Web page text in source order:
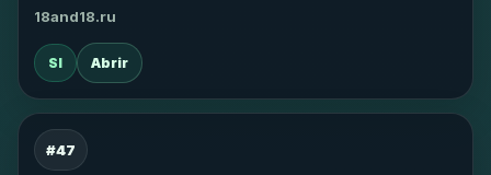
18and18.ru
SI Abrir
#47